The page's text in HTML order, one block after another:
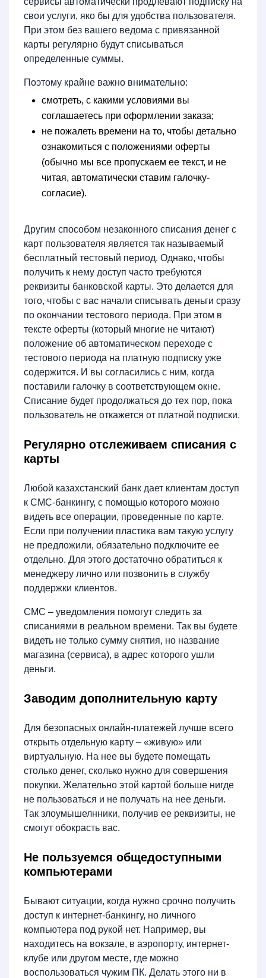
свои услуги, яко бы для удобства пользователя.
При этом без вашего ведома с привязанной
карты регулярно будут списываться
определенные суммы.
Поэтому крайне важно внимательно:
смотреть, с какими условиями вы
соглашаетесь при оформлении заказа;
не пожалеть времени на то, чтобы детально
ознакомиться с положениями оферты
(обычно мы все пропускаем ее текст, и не
читая, автоматически ставим галочку-
согласие).
Другим способом незаконного списания денег с
карт пользователя является так называемый
бесплатный тестовый период. Однако, чтобы
получить к нему доступ часто требуются
реквизиты банковской карты. Это делается для
того, чтобы с вас начали списывать деньги сразу
по окончании тестового периода. При этом в
тексте оферты (который многие не читают)
положение об автоматическом переходе с
тестового периода на платную подписку уже
содержится. И вы согласились с ним, когда
поставили галочку в соответствующем окне.
Списание будет продолжаться до тех пор, пока
пользователь не откажется от платной подписки.
Регулярно отслеживаем списания с
карты
Любой казахстанский банк дает клиентам доступ
к СМС-банкингу, с помощью которого можно
видеть все операции, проведенные по карте.
Если при получении пластика вам такую услугу
не предложили, обязательно подключите ее
отдельно. Для этого достаточно обратиться к
менеджеру лично или позвонить в службу
поддержки клиентов.
СМС – уведомления помогут следить за
списаниями в реальном времени. Так вы будете
видеть не только сумму снятия, но название
магазина (сервиса), в адрес которого ушли
деньги.
Заводим дополнительную карту
Для безопасных онлайн-платежей лучше всего
открыть отдельную карту – «живую» или
виртуальную. На нее вы будете помещать
столько денег, сколько нужно для совершения
покупки. Желательно этой картой больше нигде
не пользоваться и не получать на нее деньги.
Так злоумышелнники, получив ее реквизиты, не
смогут обокрасть вас.
Не пользуемся общедоступными
компьютерами
Бывают ситуации, когда нужно срочно получить
доступ к интернет-банкингу, но личного
компьютера под рукой нет. Например, вы
находитесь на вокзале, в аэропорту, интернет-
клубе или другом месте, где можно
воспользоваться чужим ПК. Делать этого ни в